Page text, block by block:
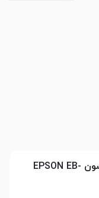
مشخصات ویدئوپروژکتور استوک اپسون EPSON EB-